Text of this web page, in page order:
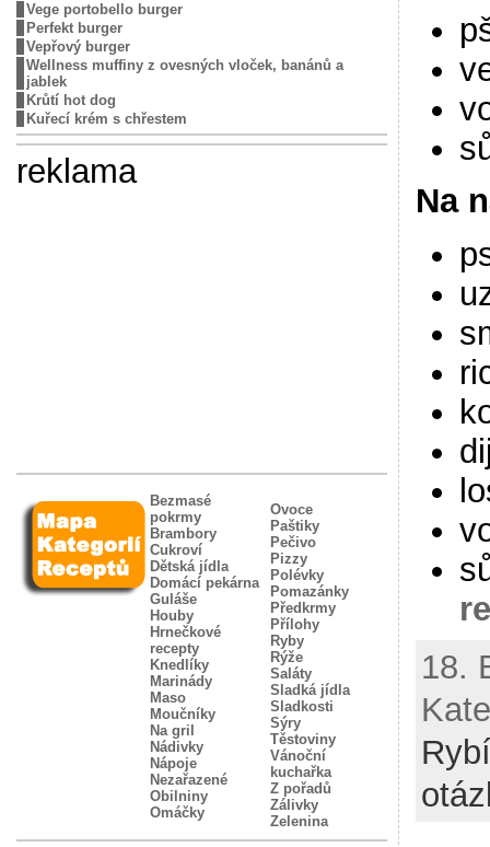
Vege portobello burger
Perfekt burger
Vepřový burger
Wellness muffiny z ovesných vloček, banánů a
jablek
Krůtí hot dog
Kuřecí krém s chřestem
reklama
Bezmasé
pokrmy
Brambory
Cukroví
Dětská jídla
Domácí pekárna
Guláše
Houby
Hrnečkové
recepty
Knedlíky
Marinády
Maso
Moučníky
Na gril
Nádivky
Nápoje
Nezařazené
Obilniny
Omáčky
Ovoce
Paštiky
Pečivo
Pizzy
Polévky
Pomazánky
Předkrmy
Přílohy
Ryby
Rýže
Saláty
Sladká jídla
Sladkosti
Sýry
Těstoviny
Vánoční
kuchařka
Z pořadů
Zálivky
Zelenina
Na
18.
Rybí